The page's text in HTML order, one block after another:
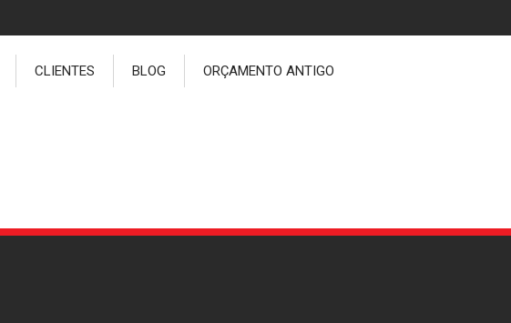
CLIENTES BLOG ORÇAMENTO ANTIGO